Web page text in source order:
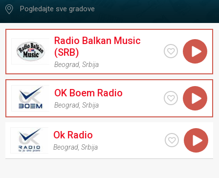
Pogledajte sve gradove
Radio Balkan Music
(SRB)
Beograd ,Srbija
OK Boem Radio
Beograd ,Srbija
Ok Radio
Beograd ,Srbija